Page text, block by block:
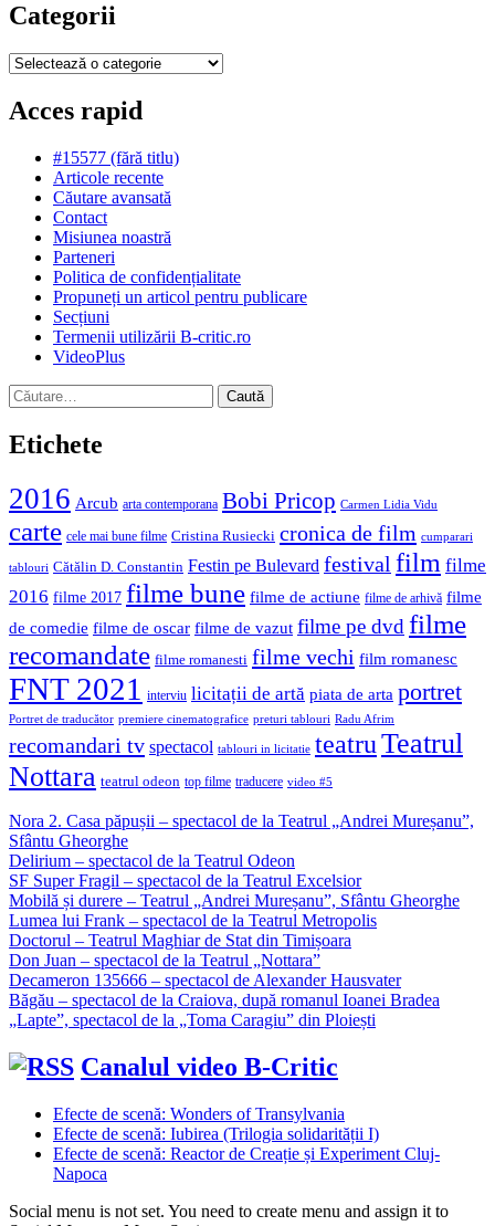
Categorii
Categorii
Acces rapid
#15577 (fără titlu)
Articole recente
Căutare avansată
Contact
Misiunea noastră
Parteneri
Politica de confidențialitate
Propuneți un articol pentru publicare
Secțiuni
Termenii utilizării B-critic.ro
VideoPlus
Caută
după:
Etichete
2016 Arcub arta contemporana Bobi Pricop Carmen Lidia Vidu
carte cele mai bune filme Cristina Rusiecki cronica de film cumparari
tablouri Cătălin D. Constantin Festin pe Bulevard festival film filme
2016 filme 2017 filme bune filme de actiune filme de arhivă filme
de comedie filme de oscar filme de vazut filme pe dvd filme
recomandate filme romanesti filme vechi film romanesc
FNT 2021 interviu licitații de artă piata de arta portret
Portret de traducător premiere cinematografice preturi tablouri Radu Afrim
recomandari tv spectacol tablouri in licitatie teatruTeatrul
Nottara teatrul odeon top filme traducere video #5
Nora 2. Casa păpușii – spectacol de la Teatrul „Andrei Mureșanu”,
Sfântu Gheorghe
Delirium – spectacol de la Teatrul Odeon
SF Super Fragil – spectacol de la Teatrul Excelsior
Mobilă și durere – Teatrul „Andrei Mureșanu”, Sfântu Gheorghe
Lumea lui Frank – spectacol de la Teatrul Metropolis
Doctorul – Teatrul Maghiar de Stat din Timișoara
Don Juan – spectacol de la Teatrul „Nottara”
Decameron 135666 – spectacol de Alexander Hausvater
Băgău – spectacol de la Craiova, după romanul Ioanei Bradea
„Lapte”, spectacol de la „Toma Caragiu” din Ploiești
Canalul video B-Critic
Efecte de scenă: Wonders of Transylvania
Efecte de scenă: Iubirea (Trilogia solidarității I)
Efecte de scenă: Reactor de Creație și Experiment Cluj-
Napoca
Social menu is not set. You need to create menu and assign it to